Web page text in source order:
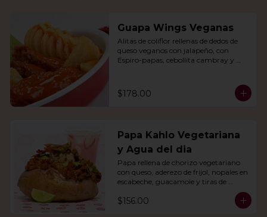
Guapa Wings Veganas
Alitas de coliflor rellenas de dedos de
queso veganos con jalapeño, con
Espiro-papas, cebollita cambray y
$178.00
Papa Kahlo Vegetariana
y Agua del dia
Papa rellena de chorizo vegetariano
con queso, aderezo de frijol, nopales en
escabeche, guacamole y tiras de
$156.00